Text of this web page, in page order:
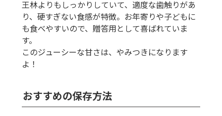
王林よりもしっかりしていて、適度な歯触りがあ
り、硬すぎない食感が特徴。お年寄りや子どもに
も食べやすいので、贈答用として喜ばれていま
す。
このジューシーな甘さは、やみつきになります
よ！
おすすめの保存方法